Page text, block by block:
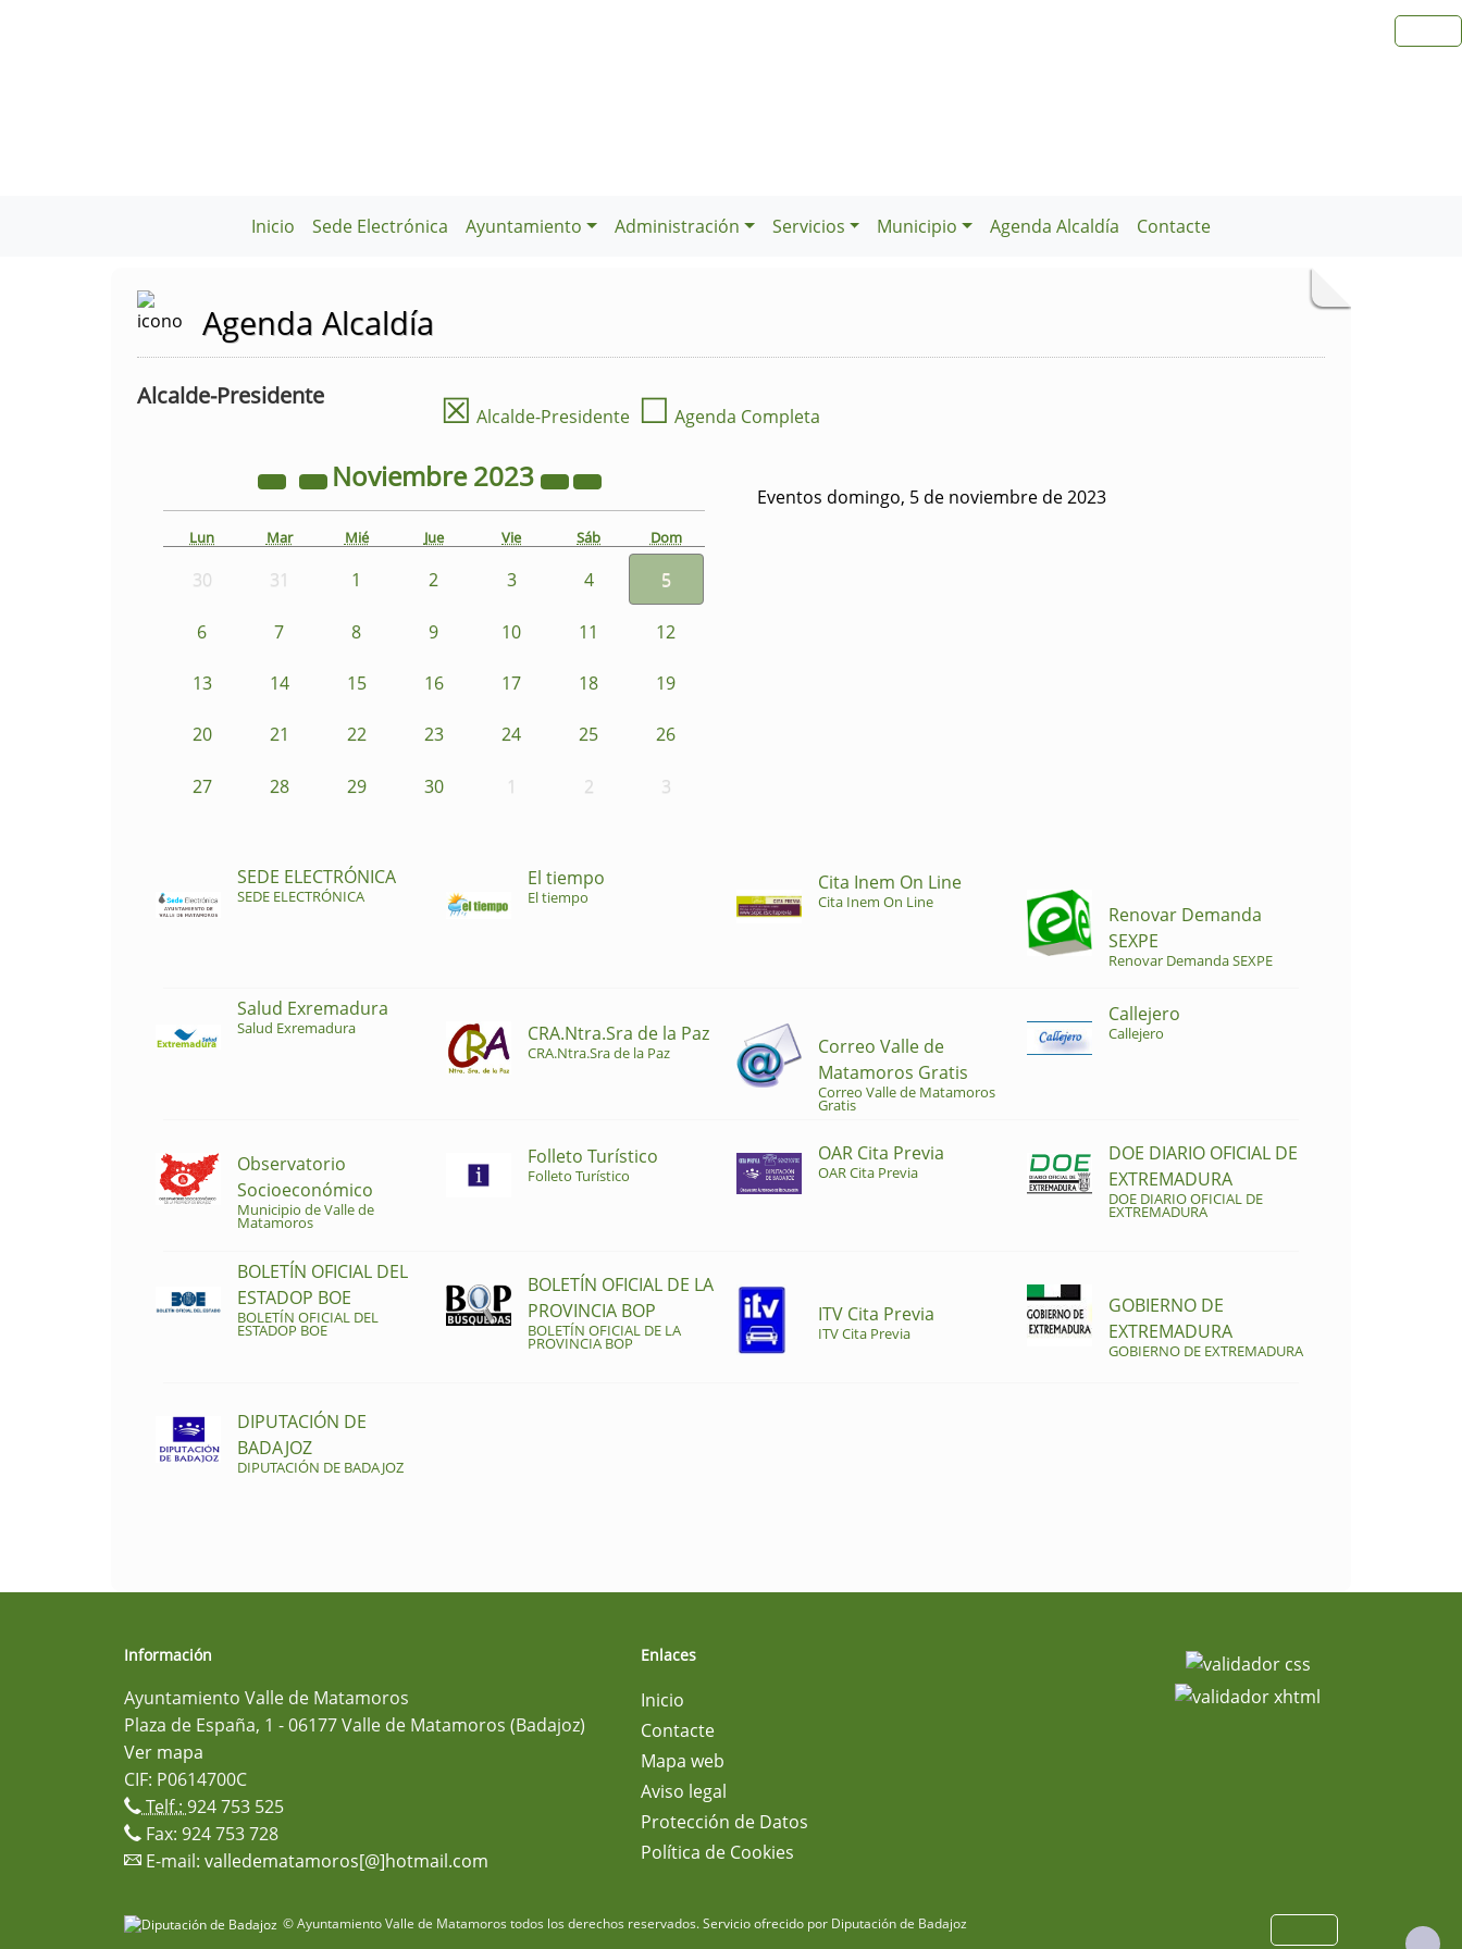
Inicio Sede Electrónica Ayuntamiento Administración Servicios Municipio Agenda Alcaldía Contacte
Agenda Alcaldía
Alcalde-Presidente ☒ Alcalde-Presidente ☐ Agenda Completa
Noviembre2023
Lun Mar Mié Jue Vie Sáb Dom
30 31 1 2 3 4 5
6 7 8 9 10 11 12
13 14 15 16 17 18 19
20 21 22 23 24 25 26
27 28 29 30 1 2 3
Eventos domingo, 5 de noviembre de 2023
SEDE ELECTRÓNICA
SEDE ELECTRÓNICA
El tiempo
El tiempo
Cita Inem On Line
Cita Inem On Line
Renovar Demanda
SEXPE
Renovar Demanda SEXPE
Salud Exremadura
Salud Exremadura CRA.Ntra.Sra de la Paz
CRA.Ntra.Sra de la Paz
Correo Valle de
Matamoros Gratis
Correo Valle de Matamoros
Gratis
Callejero
Callejero
Observatorio
Socioeconómico
Municipio de Valle de
Matamoros
Folleto Turístico
Folleto Turístico
OAR Cita Previa
OAR Cita Previa
DOE DIARIO OFICIAL DE
EXTREMADURA
DOE DIARIO OFICIAL DE
EXTREMADURA
BOLETÍN OFICIAL DEL
ESTADOP BOE
BOLETÍN OFICIAL DEL
ESTADOP BOE
BOLETÍN OFICIAL DE LA
PROVINCIA BOP
BOLETÍN OFICIAL DE LA
PROVINCIA BOP
ITV Cita Previa
ITV Cita Previa
GOBIERNO DE
EXTREMADURA
GOBIERNO DE EXTREMADURA
DIPUTACIÓN DE
BADAJOZ
DIPUTACIÓN DE BADAJOZ
Información
Ayuntamiento Valle de Matamoros
Plaza de España, 1 - 06177 Valle de Matamoros (Badajoz)
Ver mapa
CIF: P0614700C
Telf.:924 753 525
Fax: 924 753 728
E-mail: valledematamoros[@]hotmail.com
Enlaces
Inicio
Contacte
Mapa web
Aviso legal
Protección de Datos
Política de Cookies
© Ayuntamiento Valle de Matamoros todos los derechos reservados.Servicio ofrecido por Diputación de Badajoz